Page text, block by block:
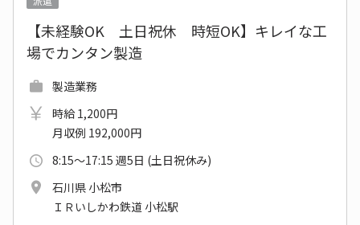
【未経験OK 土日祝休 時短OK】キレイな工
場でカンタン製造
製造業務
時給 1,200円
月収例 192,000円
8:15～17:15 週5日 (土日祝休み)
石川県 小松市
ＩＲいしかわ鉄道 小松駅